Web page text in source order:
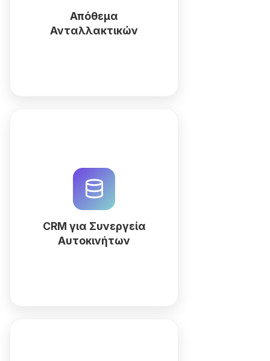
Απόθεμα
Ανταλλακτικών
Δοκιμάστε το δωρεάν.
CRM για Συνεργεία
Αυτοκινήτων
CRM από την QuintaDB.
Διαχειριστείτε ραντεβού,
οχήματα και ανταλλακτικά με
Generator.